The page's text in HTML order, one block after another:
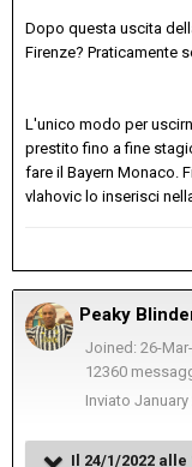
Dopo questa uscita
Firenze? Praticamente
L'unico modo per
prestito fino a fine
fare il Bayern Monaco.
vlahovic lo inserisci
Peaky
Joined: 26-
12360
Inviato January
Il 24/1/2022 alle